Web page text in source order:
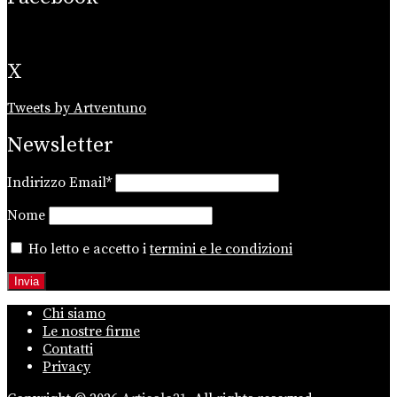
X
Tweets by Artventuno
Newsletter
Indirizzo Email*
Nome
Ho letto e accetto itermini e le condizioni
Chi siamo
Le nostre firme
Contatti
Privacy